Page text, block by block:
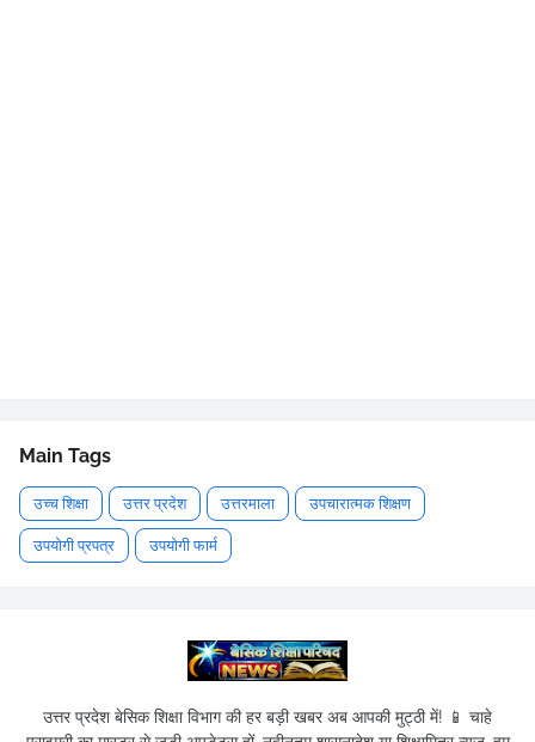
Main Tags
उच्च शिक्षा उत्तर प्रदेश उत्तरमाला उपचारात्मक शिक्षण
उपयोगी प्रपत्र उपयोगी फार्म
उत्तर प्रदेश बेसिक शिक्षा विभाग की हर बड़ी खबर अब आपकी मुट्ठी में! 📱 चाहे